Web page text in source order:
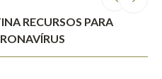
RECURSOS PARA